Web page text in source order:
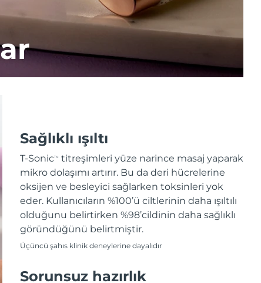
Sağlıklı ışıltı
T-SonicTM
titreşimleri yüze narince masaj yaparak
mikro dolaşımı artırır. Bu da deri hücrelerine
oksijen ve besleyici sağlarken toksinleri yok
eder. Kullanıcıların %100’ü ciltlerinin daha ışıltılı
olduğunu belirtirken %98’cildinin daha sağlıklı
göründüğünü belirtmiştir.
Üçüncü şahıs klinik deneylerine dayalıdır
Sorunsuz hazırlık